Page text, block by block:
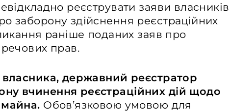
реєструвати заяви власників
заборону здійснення реєстраційних
раніше поданих заяв про
речових прав.
державний реєстратор
вчинення реєстраційних дій щодо
майна. Обов’язковою умовою для